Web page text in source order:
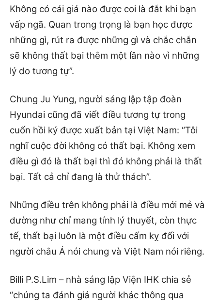
Không có cái giá nào được coi là đắt khi bạn
vấp ngã. Quan trong trọng là bạn học được
những gì, rút ra được những gì và chắc chắn
sẽ không thất bại thêm một lần nào vì những
lý do tương tự”.
Chung Ju Yung, người sáng lập tập đoàn
Hyundai cũng đã viết điều tương tự trong
cuốn hồi ký được xuất bản tại Việt Nam: “Tôi
nghĩ cuộc đời không có thất bại. Không xem
điều gì đó là thất bại thì đó không phải là thất
bại. Tất cả chỉ đang là thử thách”.
Những điều trên không phải là điều mới mẻ và
dường như chỉ mang tính lý thuyết, còn thực
tế, thất bại luôn là một điều cấm kỵ đối với
người châu Á nói chung và Việt Nam nói riêng.
Billi P.S.Lim – nhà sáng lập Viện IHK chia sẻ
“chúng ta đánh giá người khác thông qua